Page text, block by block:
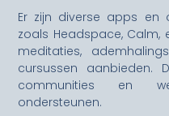
Er zijn diverse apps en
zoals Headspace, Calm,
meditaties,
cursussen aanbieden.
communities en
ondersteunen.